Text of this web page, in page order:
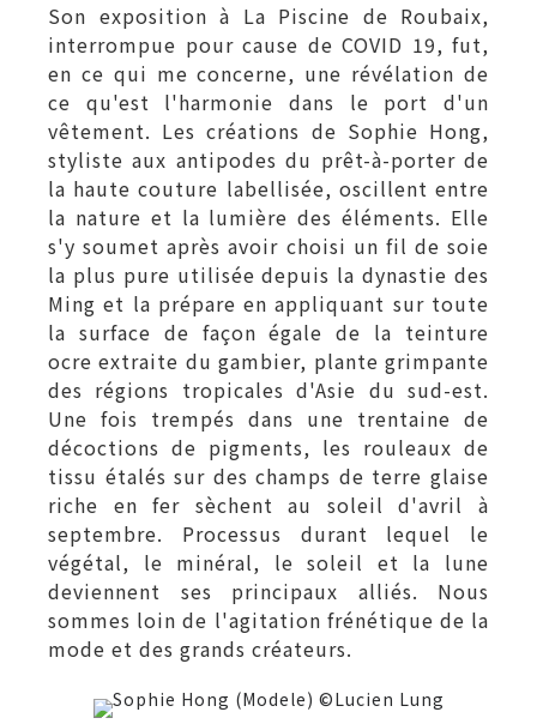
Son exposition à La Piscine de Roubaix,
interrompue pour cause de COVID 19, fut,
en ce qui me concerne, une révélation de
ce qu'est l'harmonie dans le port d'un
vêtement. Les créations de Sophie Hong,
styliste aux antipodes du prêt-à-porter de
la haute couture labellisée, oscillent entre
la nature et la lumière des éléments. Elle
s'y soumet après avoir choisi un fil de soie
la plus pure utilisée depuis la dynastie des
Ming et la prépare en appliquant sur toute
la surface de façon égale de la teinture
ocre extraite du gambier, plante grimpante
des régions tropicales d'Asie du sud-est.
Une fois trempés dans une trentaine de
décoctions de pigments, les rouleaux de
tissu étalés sur des champs de terre glaise
riche en fer sèchent au soleil d'avril à
septembre. Processus durant lequel le
végétal, le minéral, le soleil et la lune
deviennent ses principaux alliés. Nous
sommes loin de l'agitation frénétique de la
mode et des grands créateurs.